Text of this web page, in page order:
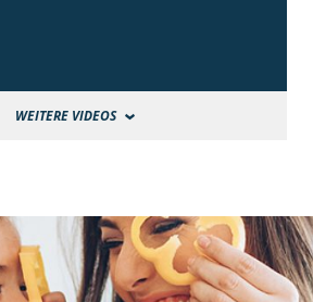
WEITERE VIDEOS